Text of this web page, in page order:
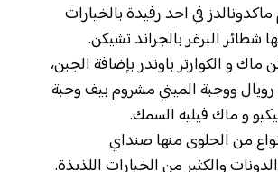
في احد رفيدة بالخيارات
شطائر البرغر بالجراند تشيكن.
و الكوارتر باوندر بإضافة الجبن،
ووجبة الميني مشروم بيف وجبة
و ماك فيليه السمك.
من الحلوى منها صنداي